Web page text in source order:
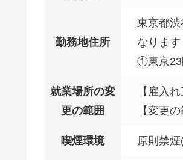
勤務地住所
東京都
なります
①東京
就業場所の変
更の範囲
【雇入
【変更
喫煙環境 原則禁